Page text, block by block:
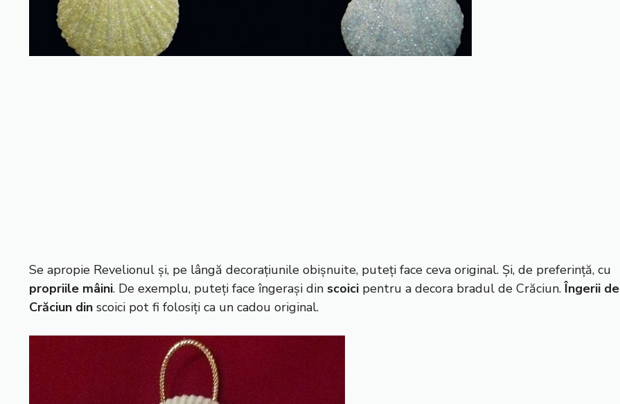
Se apropie Revelionul și, pe lângă decorațiunile obișnuite, puteți face ceva original. Și, de preferință, cu
propriile mâini. De exemplu, puteți face îngerași din scoici pentru a decora bradul de Crăciun.Îngerii de
Crăciun din scoici pot fi folosiți ca un cadou original.